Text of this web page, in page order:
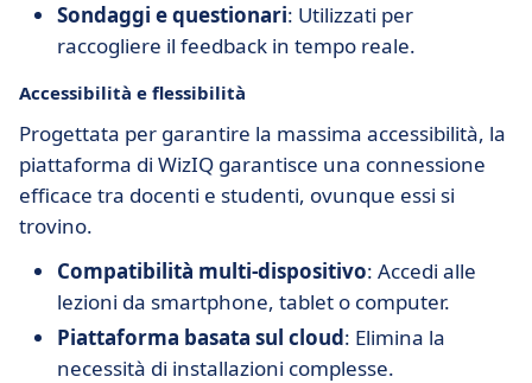
Sondaggi e questionari: Utilizzati per
raccogliere il feedback in tempo reale.
Accessibilità e flessibilità
Progettata per garantire la massima accessibilità, la
piattaforma di WizIQ garantisce una connessione
efficace tra docenti e studenti, ovunque essi si
trovino.
Compatibilità multi-dispositivo: Accedi alle
lezioni da smartphone, tablet o computer.
Piattaforma basata sul cloud: Elimina la
necessità di installazioni complesse.